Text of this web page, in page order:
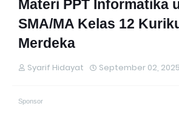
Materi PPT Informatika
SMA/MA Kelas 12
Merdeka
Syarif Hidayat September 02, 2025
Sponsor